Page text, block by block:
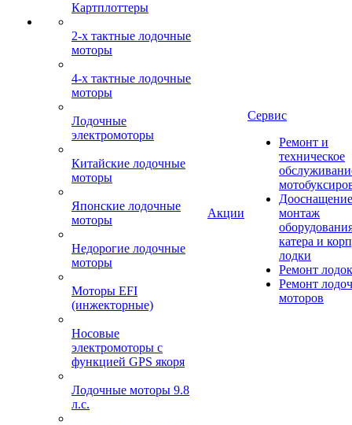
Картплоттеры
2-х тактные лодочные
моторы
4-х тактные лодочные
моторы
Лодочные
электромоторы
Китайские лодочные
моторы
Японские лодочные
моторы
Недорогие лодочные
моторы
Моторы EFI
(инжекторные)
Носовые
электромоторы с
функцией GPS якоря
Лодочные моторы 9.8
л.с.
Акции
Сервис
Ремонт и
техническое
монтаж
катера и
лодки
Ремонт
Ремонт
моторов